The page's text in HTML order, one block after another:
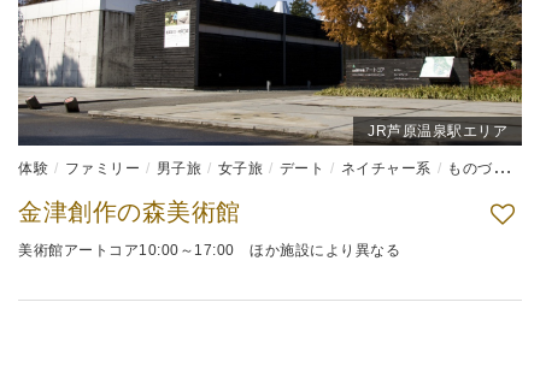
JR芦原温泉駅エリア
体験 ファミリー 男子旅 女子旅 デート ネイチャー系 ものづくり体験
金津創作の森美術館
美術館アートコア10:00～17:00 ほか施設により異なる